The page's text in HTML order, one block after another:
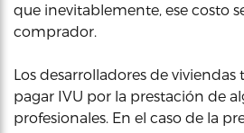
que inevitablemente, ese costo
comprador.
Los desarrolladores de
pagar IVU por la prestación de
profesionales. En el caso de la